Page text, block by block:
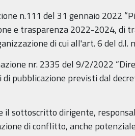
n.111 del 31 gennaio 2022
e trasparenza 2022-2024, di
di cui all'art. 6 del d.l.
nr. 2335 del 9/2/2022
pubblicazione previsti dal
il sottoscritto dirigente,
di conflitto, anche